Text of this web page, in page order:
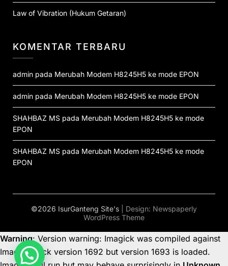
Law of Vibration (Hukum Getaran)
KOMENTAR TERBARU
admin pada Merubah Modem H8245H5 ke mode EPON
admin pada Merubah Modem H8245H5 ke mode EPON
SHAHBAZ MS pada Merubah Modem H8245H5 ke mode
EPON
SHAHBAZ MS pada Merubah Modem H8245H5 ke mode
EPON
©2026 IsurGanteng Site's | Design: Newspaperly
WordPress Theme
Warning: Version warning: Imagick was compiled against
ImageMagick version 1692 but version 1693 is loaded.